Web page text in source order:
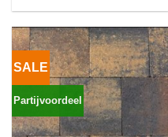
SALE
Partijvoordeel